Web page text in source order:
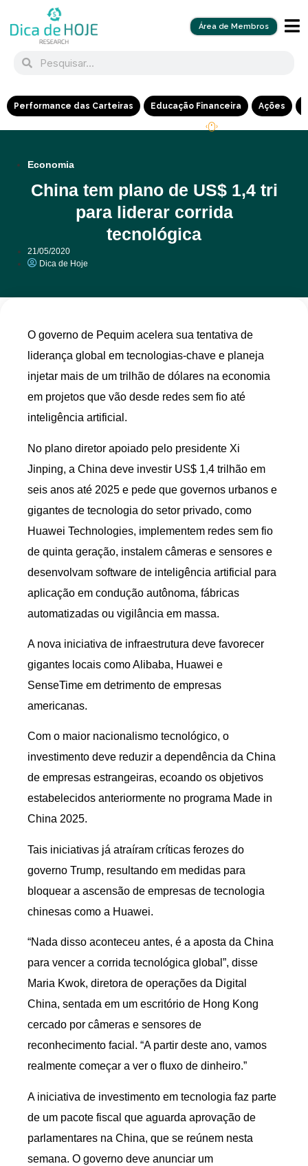
Área de Membros
Performance das Carteiras Educação Financeira Ações
Economia
China tem plano de US$ 1,4 tri
para liderar corrida
tecnológica
21/05/2020
Dica de Hoje
O governo de Pequim acelera sua tentativa de
liderança global em tecnologias-chave e planeja
injetar mais de um trilhão de dólares na economia
em projetos que vão desde redes sem fio até
inteligência artificial.
No plano diretor apoiado pelo presidente Xi
Jinping, a China deve investir US$ 1,4 trilhão em
seis anos até 2025 e pede que governos urbanos e
gigantes de tecnologia do setor privado, como
Huawei Technologies, implementem redes sem fio
de quinta geração, instalem câmeras e sensores e
desenvolvam software de inteligência artificial para
aplicação em condução autônoma, fábricas
automatizadas ou vigilância em massa.
A nova iniciativa de infraestrutura deve favorecer
gigantes locais como Alibaba, Huawei e
SenseTime em detrimento de empresas
americanas.
Com o maior nacionalismo tecnológico, o
investimento deve reduzir a dependência da China
de empresas estrangeiras, ecoando os objetivos
estabelecidos anteriormente no programa Made in
China 2025.
Tais iniciativas já atraíram críticas ferozes do
governo Trump, resultando em medidas para
bloquear a ascensão de empresas de tecnologia
chinesas como a Huawei.
“Nada disso aconteceu antes, é a aposta da China
para vencer a corrida tecnológica global”, disse
Maria Kwok, diretora de operações da Digital
China, sentada em um escritório de Hong Kong
cercado por câmeras e sensores de
reconhecimento facial. “A partir deste ano, vamos
realmente começar a ver o fluxo de dinheiro.”
A iniciativa de investimento em tecnologia faz parte
de um pacote fiscal que aguarda aprovação de
parlamentares na China, que se reúnem nesta
semana. O governo deve anunciar um